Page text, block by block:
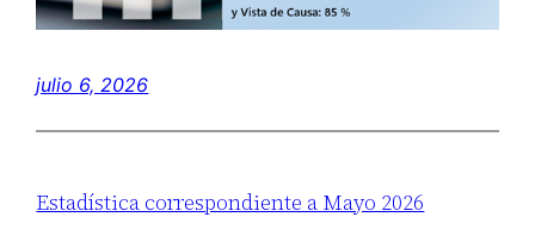
julio 6, 2026
Estadística correspondiente a Mayo 2026